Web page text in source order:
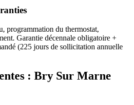
programmation du thermostat,
Garantie décennale obligatoire +
(225 jours de sollicitation annuelle
: Bry Sur Marne